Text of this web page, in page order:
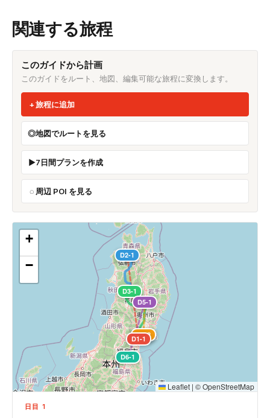
関連する旅程
このガイドから計画
このガイドをルート、地図、編集可能な旅程に変換します。
旅程に追加
地図でルートを見る
7日間プランを作成
周辺 POI を見る
D1-1
D2-1
D3-1
D4-1
D4-2
D5-1
D6-1
+
−
Leaflet | ©OpenStreetMap
日目 1